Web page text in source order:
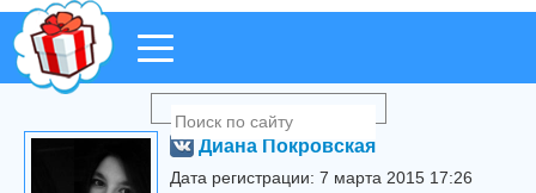
Диана Покровская
Дата регистрации: 7 марта 2015 17:26